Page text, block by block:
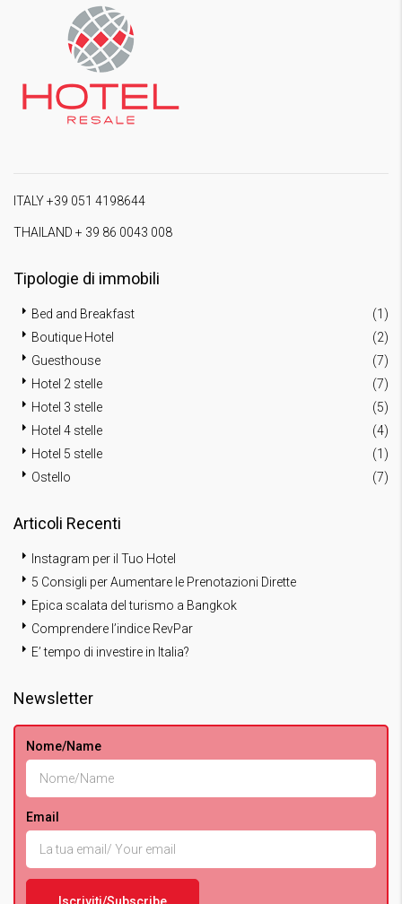
ITALY +39 051 4198644
THAILAND + 39 86 0043 008
Tipologie di immobili
Bed and Breakfast
(1)
Boutique Hotel
(2)
Guesthouse
(7)
Hotel 2 stelle
(7)
Hotel 3 stelle
(5)
Hotel 4 stelle
(4)
Hotel 5 stelle
(1)
Ostello
(7)
Articoli Recenti
Instagram per il Tuo Hotel
5 Consigli per Aumentare le Prenotazioni Dirette
Epica scalata del turismo a Bangkok
Comprendere l’indice RevPar
E’ tempo di investire in Italia?
Newsletter
Nome/Name
Email